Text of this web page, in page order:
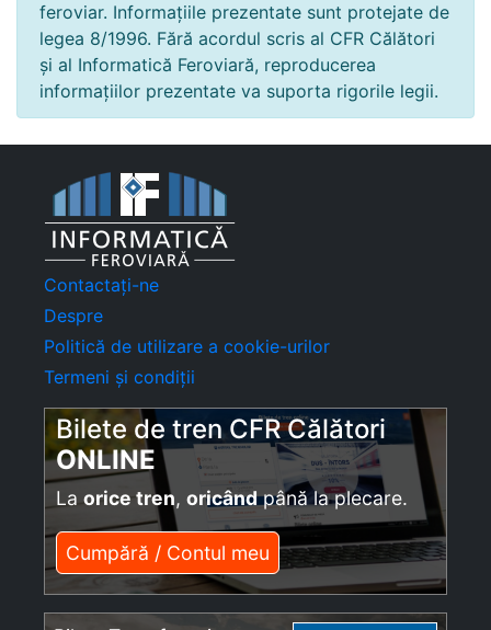
feroviar. Informațiile prezentate sunt protejate de
legea 8/1996. Fără acordul scris al CFR Călători
și al Informatică Feroviară, reproducerea
informațiilor prezentate va suporta rigorile legii.
Contactați-ne
Despre
Politică de utilizare a cookie-urilor
Termeni și condiții
Bilete de tren CFR Călători
ONLINE
La orice tren, oricândpână la plecare.
Cumpără / Contul meu